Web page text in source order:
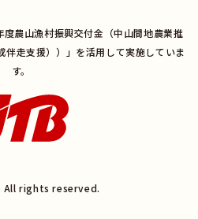
農山漁村振興交付金（中山間地農業推
伴走支援））」を活用して実施していま
す。
All rights reserved.